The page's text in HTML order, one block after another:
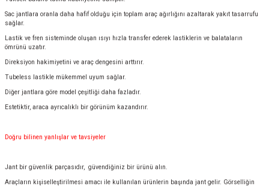
Sac jantlara oranla daha hafif olduğu için toplam araç ağırlığını azaltarak yakıt tasarrufu
sağlar.
Lastik ve fren sisteminde oluşan ısıyı hızla transfer ederek lastiklerin ve balataların
ömrünü uzatır.
Direksiyon hakimiyetini ve araç dengesini arttırır.
Tubeless lastikle mükemmel uyum sağlar.
Diğer jantlara göre model çeşitliği daha fazladır.
Estetiktir, araca ayrıcalıklı bir görünüm kazandırır.
Doğru bilinen yanlışlar ve tavsiyeler
Jant bir güvenlik parçasıdır, güvendiğiniz bir ürünü alın.
Araçların kişiselleştirilmesi amacı ile kullanılan ürünlerin başında jant gelir. Görselliğin